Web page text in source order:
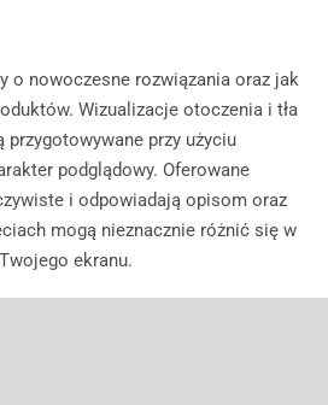
o nowoczesne rozwiązania oraz jak
Wizualizacje otoczenia i tła
przy użyciu
podglądowy. Oferowane
i odpowiadają opisom oraz
mogą nieznacznie różnić się w
ekranu.